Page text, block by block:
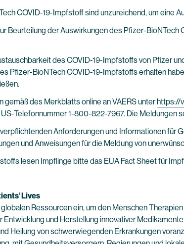
COVID-19-Impfstoff sind unzureichend, um eine
Beurteilung der Auswirkungen des Pfizer-
des COVID-19-Impfstoffs von Pfizer
Pfizer-BioNTech COVID-19-Impfstoffs erhalten
des Merkblatts online an VAERS unterhttps://
Telefonnummer 1-800-822-7967. Die Meldungen
Anforderungen und Informationen für
und Anweisungen für die Meldung von
lesen Impflinge bitte das EUA Fact Sheet für
Lives
Ressourcen ein, um den Menschen
Entwicklung und Herstellung innovativer
Heilung von schwerwiegenden Erkrankungen